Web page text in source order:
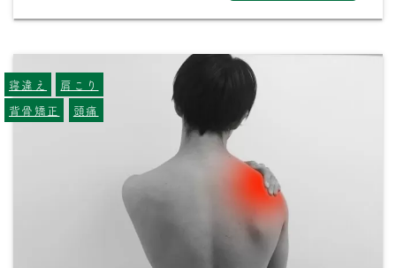
寝違え
肩こり
背骨矯正
頭痛